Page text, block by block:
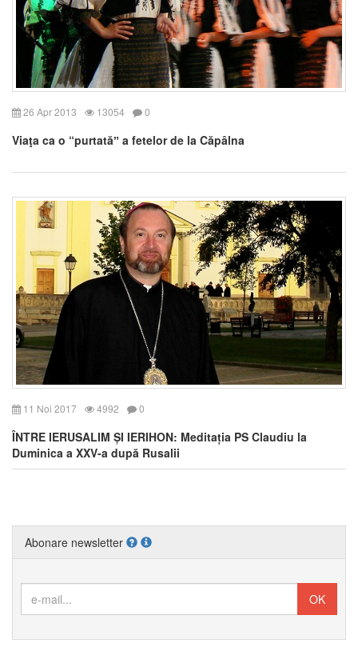
26 Apr 2013 13054 0
Viaţa ca o “purtatăˮ a fetelor de la Căpâlna
11 Noi 2017 4992 0
ÎNTRE IERUSALIM ȘI IERIHON: Meditația PS Claudiu la
Duminica a XXV-a după Rusalii
Abonare newsletter